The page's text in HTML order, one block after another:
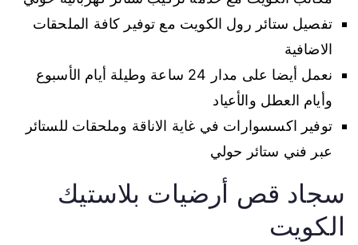
تفصيل ستائر رول الكويت مع توفير كافة الملحقات
الاضافية
نعمل أيضا على مدار 24 ساعة وطيلة أيام الأسبوع
وأيام العطل والأعياد
توفير اكسسوارات في غاية الاناقة وملحقات للستائر
عبر فني ستائر حولي
سجاد قص أرضيات بلاستيك
الكويت